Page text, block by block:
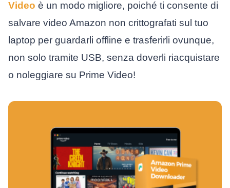
Video è un modo migliore, poiché ti consente di
salvare video Amazon non crittografati sul tuo
laptop per guardarli offline e trasferirli ovunque,
non solo tramite USB, senza doverli riacquistare
o noleggiare su Prime Video!